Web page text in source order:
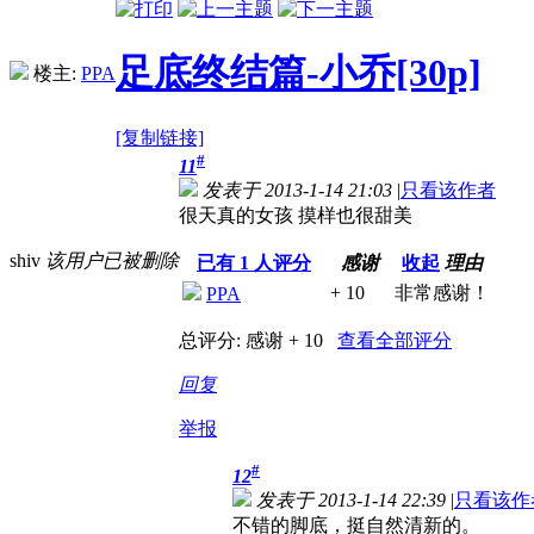
楼主: PPA 足底终结篇-小乔[30p]
[复制链接]
shiv 该用户已被删除
11#
发表于 2013-1-14 21:03 |只看该作者
很天真的女孩 摸样也很甜美
已有 1 人评分 感谢 收起 理由
PPA
+ 10 非常感谢！
总评分: 感谢 + 10 查看全部评分
回复
举报
12#
发表于 2013-1-14 22:39 |只看该
不错的脚底，挺自然清新的。